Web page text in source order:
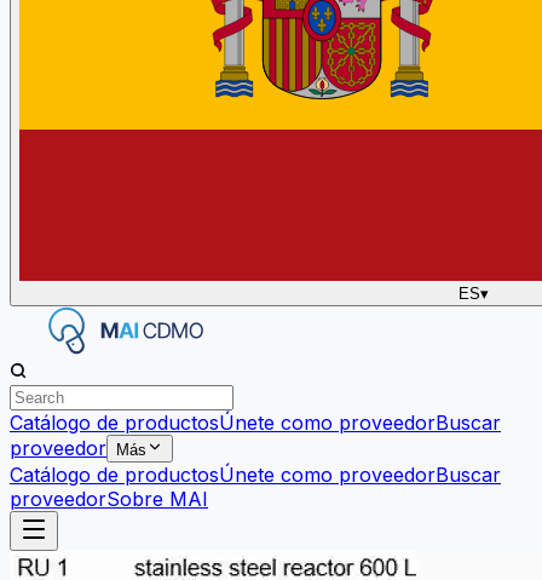
ES▾
Catálogo de productosÚnete como proveedorBuscar
proveedor
Más
Catálogo de productosÚnete como proveedorBuscar
proveedorSobre MAI